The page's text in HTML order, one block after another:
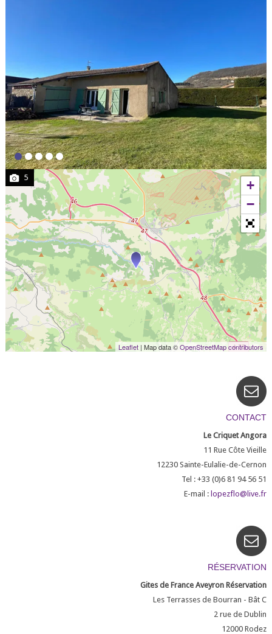
5
+
−
Leaflet | Map data ©OpenStreetMap contributors
CONTACT
Le Criquet Angora
11 Rue Côte Vieille
12230 Sainte-Eulalie-de-Cernon
Tel : +33 (0)6 81 94 56 51
E-mail : lopezflo@live.fr
RÉSERVATION
Gites de France Aveyron Réservation
Les Terrasses de Bourran - Bât C
2 rue de Dublin
12000 Rodez